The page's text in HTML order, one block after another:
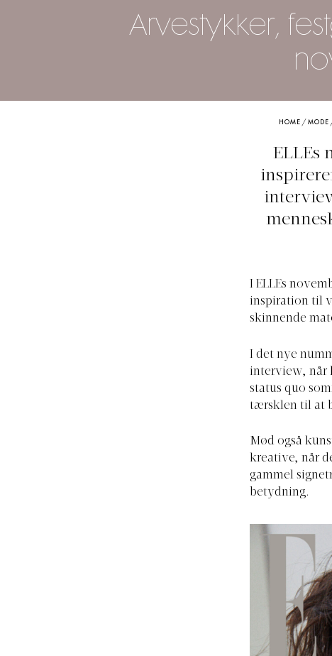
Arvestykker,
HOME /MODE
ELLEs
I ELLEs
inspiration til
skinnende
I det nye
interview, når
status quo
tærsklen til at
Mød også
kreative, når
gammel
betydning.